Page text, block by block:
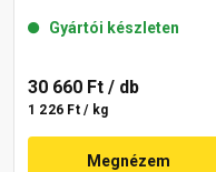
Gyártói készleten
30 660 Ft / db
1 226 Ft / kg
Megnézem